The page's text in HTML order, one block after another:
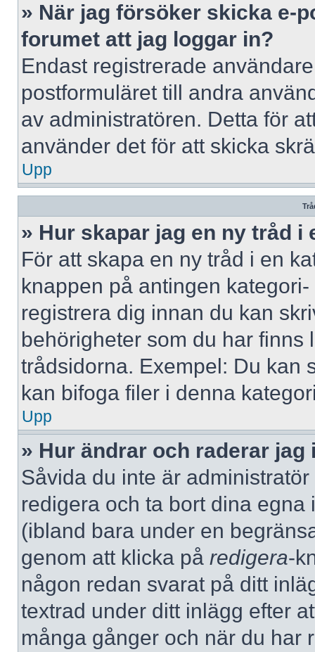
» När jag försöker skicka e-
forumet att jag loggar in?
Endast registrerade
postformuläret till andra
av administratören. Detta för
använder det för att skicka
Upp
» Hur skapar jag en ny tråd i
För att skapa en ny tråd i en
knappen på antingen
registrera dig innan du kan
behörigheter som du har finns
trådsidorna. Exempel: Du kan
kan bifoga filer i denna
Upp
» Hur ändrar och raderar jag
Såvida du inte är
redigera och ta bort dina
(ibland bara under en
genom att klicka på redigera-
någon redan svarat på ditt
textrad under ditt inlägg efter
många gånger och när du har